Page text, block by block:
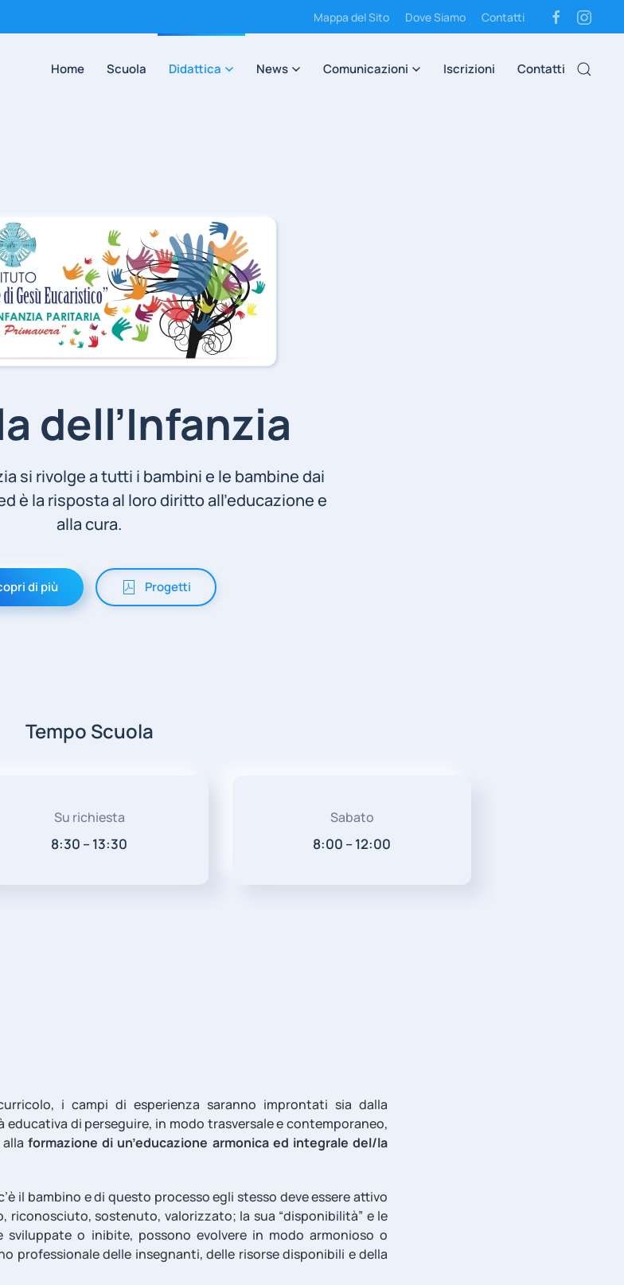
Mappa del Sito Dove Siamo Contatti
Home Scuola Didattica News Comunicazioni Iscrizioni Contatti
dell’Infanzia
si rivolge a tutti i bambini e le bambine dai
è la risposta al loro diritto all’educazione e
alla cura.
di più Progetti
Tempo Scuola
Su richiesta
8:30 – 13:30
Sabato
8:00 – 12:00
i campi di esperienza saranno improntati sia dalla
educativa di perseguire, in modo trasversale e contemporaneo,
allaformazione di un’educazione armonica ed integrale del/la
il bambino e di questo processo egli stesso deve essere attivo
riconosciuto, sostenuto, valorizzato; la sua “disponibilità” e le
sviluppate o inibite, possono evolvere in modo armonioso o
professionale delle insegnanti, delle risorse disponibili e della